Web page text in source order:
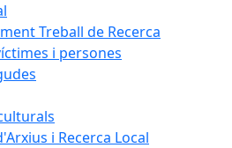
Treball de Recerca
i persones
i Recerca Local